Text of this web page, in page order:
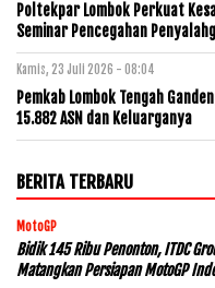
Poltekpar Lombok Perkuat
Seminar Pencegahan
Kamis, 23 Juli 2026 - 08:04
Pemkab Lombok Tengah
15.882 ASN dan Keluarganya
BERITA TERBARU
MotoGP
Bidik 145 Ribu Penonton, ITDC
Matangkan Persiapan MotoGP